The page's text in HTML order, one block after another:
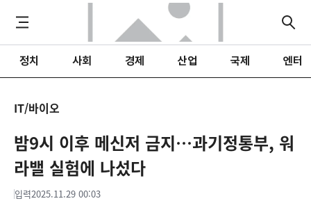
정치 사회 경제 산업 국제 엔터
IT/바이오
밤9시 이후 메신저 금지…과기정통부, 워
라밸 실험에 나섰다
입력2025.11.29 00:03